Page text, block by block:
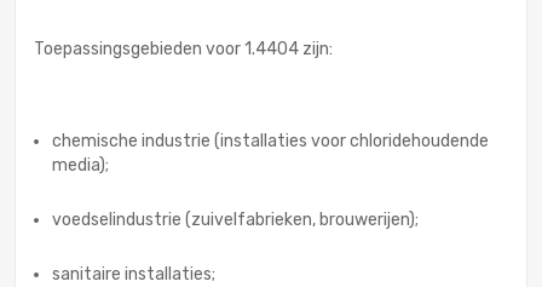
Toepassingsgebieden voor 1.4404 zijn:
chemische industrie (installaties voor chloridehoudende
media);
voedselindustrie (zuivelfabrieken, brouwerijen);
sanitaire installaties;